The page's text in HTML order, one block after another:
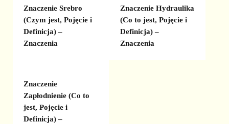
Znaczenie Srebro
(Czym jest, Pojęcie i
Definicja) –
Znaczenia
Znaczenie Hydraulika
(Co to jest, Pojęcie i
Definicja) –
Znaczenia
Znaczenie
Zapłodnienie (Co to
jest, Pojęcie i
Definicja) –